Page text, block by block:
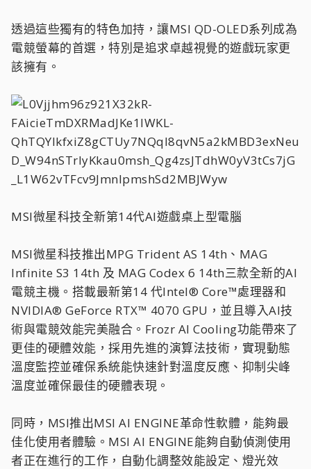
透過這些獨有的特色加持，讓MSI QD-OLED系列成為
電競螢幕的首選，特別是追求卓越視覺的遊戲玩家更
該擁有。
MSI微星科技全新第14代AI遊戲桌上型電腦
MSI微星科技推出MPG Trident AS 14th、MAG
Infinite S3 14th 及 MAG Codex 6 14th三款全新的AI
電競主機。搭載最新第14 代Intel® Core™處理器和
NVIDIA® GeForce RTX™ 4070 GPU，並且導入AI技
術與電競效能完美融合。Frozr AI Cooling功能帶來了
更佳的硬體效能，採用先進的演算法技術，實現動態
溫度監控並確保系統能快速針對溫度反應、抑制尖峰
溫度並確保最佳的硬體表現。
同時，MSI推出MSI AI ENGINE革命性軟體，能夠最
佳化使用者體驗。MSI AI ENGINE能夠自動偵測使用
者正在進行的工作，自動化調整效能設定、燈光效